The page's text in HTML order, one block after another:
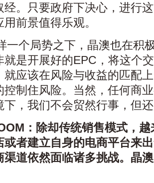
经。只要政府下决心，进行
前景值得乐观。
一个局势之下，晶澳也在积
就是开展好的EPC，将这个
就应该在风险与收益的匹配
控制住风险。当然，任何商
下，我们不会贸然行事，但
：除却传统销售模式，
或者建立自身的电商平台来
渠道依然面临诸多挑战。晶